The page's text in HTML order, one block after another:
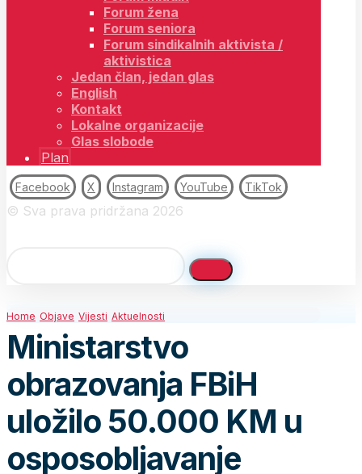
Forum žena
Forum seniora
Forum sindikalnih aktivista /
aktivistica
Jedan član, jedan glas
English
Kontakt
Lokalne organizacije
Glas slobode
Plan
Facebook X Instagram YouTube TikTok
© Sva prava pridržana 2026
Home Objave Vijesti Aktuelnosti
Ministarstvo
obrazovanja FBiH
uložilo 50.000 KM u
osposobljavanje